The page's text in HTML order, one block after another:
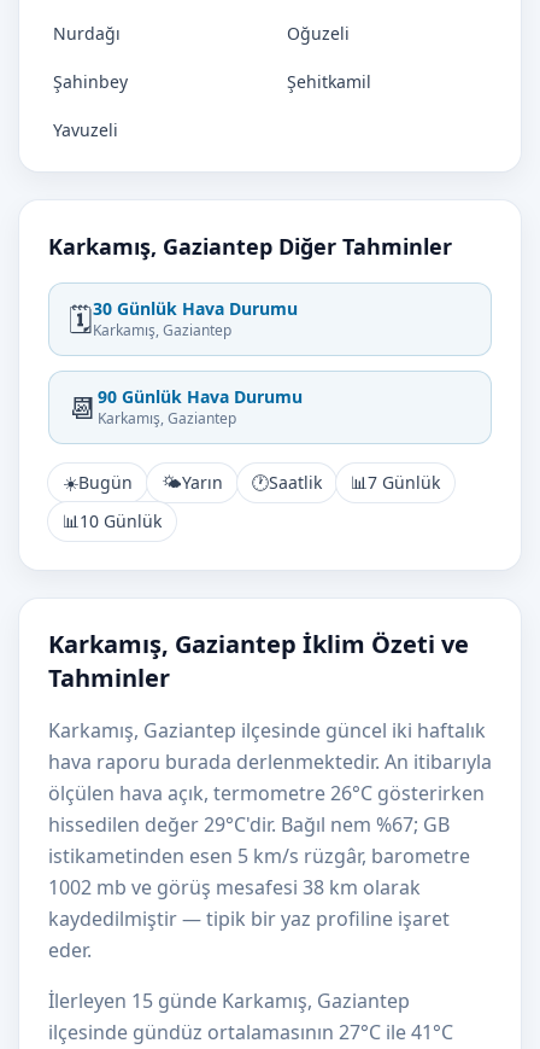
Nurdağı Oğuzeli
Şahinbey Şehitkamil
Yavuzeli
Karkamış, Gaziantep Diğer Tahminler
🗓️30 Günlük Hava Durumu
Karkamış, Gaziantep
📆 90 Günlük Hava Durumu
Karkamış, Gaziantep
☀️Bugün 🌤️Yarın 🕐Saatlik 📊7 Günlük
📊10 Günlük
Karkamış, Gaziantep İklim Özeti ve
Tahminler
Karkamış, Gaziantep ilçesinde güncel iki haftalık
hava raporu burada derlenmektedir. An itibarıyla
ölçülen hava açık, termometre 26°C gösterirken
hissedilen değer 29°C'dir. Bağıl nem %67; GB
istikametinden esen 5 km/s rüzgâr, barometre
1002 mb ve görüş mesafesi 38 km olarak
kaydedilmiştir — tipik bir yaz profiline işaret
eder.
İlerleyen 15 günde Karkamış, Gaziantep
ilçesinde gündüz ortalamasının 27°C ile 41°C